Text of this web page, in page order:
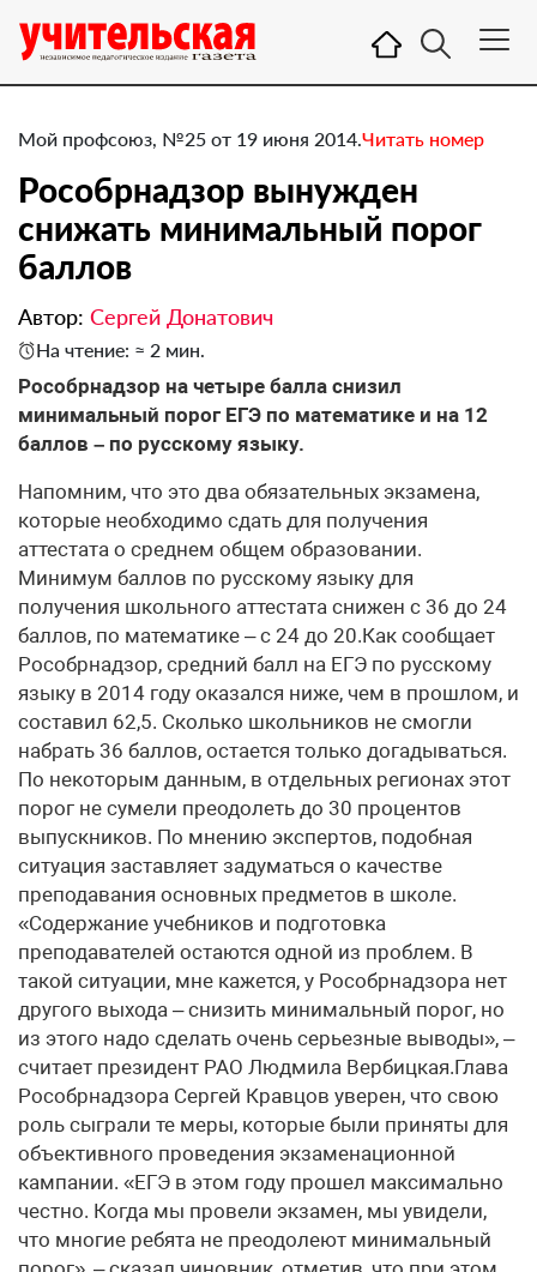
Мой профсоюз, №25 от 19 июня 2014.Читать номер
​Рособрнадзор вынужден
снижать минимальный порог
баллов
Автор: Сергей Донатович
На чтение: ≈ 2 мин.
Рособрнадзор на четыре балла снизил
минимальный порог ЕГЭ по математике и на 12
баллов – по русскому языку.
Напомним, что это два обязательных экзамена,
которые необходимо сдать для получения
аттестата о среднем общем образовании.
Минимум баллов по русскому языку для
получения школьного аттестата снижен с 36 до 24
баллов, по математике – с 24 до 20.Как сообщает
Рособрнадзор, средний балл на ЕГЭ по русскому
языку в 2014 году оказался ниже, чем в прошлом, и
составил 62,5. Сколько школьников не смогли
набрать 36 баллов, остается только догадываться.
По некоторым данным, в отдельных регионах этот
порог не сумели преодолеть до 30 процентов
выпускников. По мнению экспертов, подобная
ситуация заставляет задуматься о качестве
преподавания основных предметов в школе.
«Содержание учебников и подготовка
преподавателей остаются одной из проблем. В
такой ситуации, мне кажется, у Рособрнадзора нет
другого выхода – снизить минимальный порог, но
из этого надо сделать очень серьезные выводы», –
считает президент РАО Людмила Вербицкая.Глава
Рособрнадзора Сергей Кравцов уверен, что свою
роль сыграли те меры, которые были приняты для
объективного проведения экзаменационной
кампании. «ЕГЭ в этом году прошел максимально
честно. Когда мы провели экзамен, мы увидели,
что многие ребята не преодолеют минимальный